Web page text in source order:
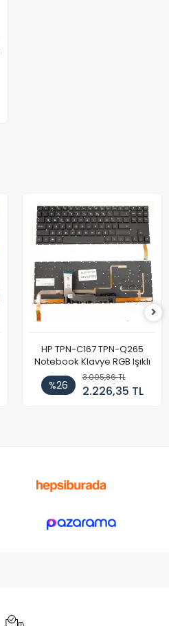
HP TPN-C167 TPN-Q265
Notebook Klavye RGB Işıklı
%26
3.005,86 TL
2.226,35 TL